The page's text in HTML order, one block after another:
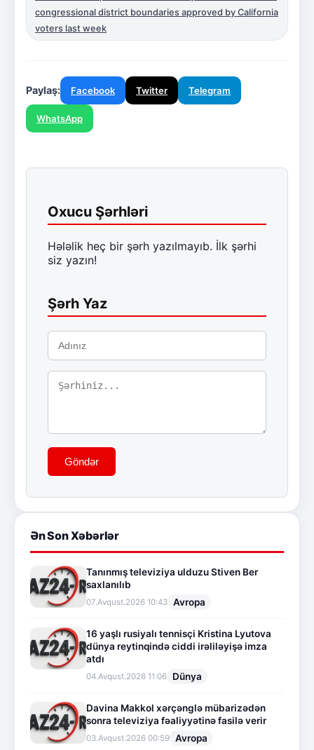
congressional district boundaries approved by California
voters last week
Paylaş: Facebook Twitter Telegram
WhatsApp
Oxucu Şərhləri
Hələlik heç bir şərh yazılmayıb. İlk şərhi
siz yazın!
Şərh Yaz
Göndər
Ən Son Xəbərlər
Tanınmış televiziya ulduzu Stiven Ber
saxlanılıb
07.Avqust.2026 10:43 Avropa
16 yaşlı rusiyalı tennisçi Kristina Lyutova
dünya reytinqində ciddi irəliləyişə imza
atdı
04.Avqust.2026 11:06 Dünya
Davina Makkol xərçənglə mübarizədən
sonra televiziya fəaliyyətinə fasilə verir
03.Avqust.2026 00:59 Avropa